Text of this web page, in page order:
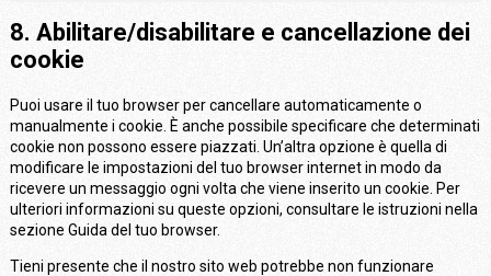
8. Abilitare/disabilitare e cancellazione dei
cookie
Puoi usare il tuo browser per cancellare automaticamente o
manualmente i cookie. È anche possibile specificare che determinati
cookie non possono essere piazzati. Un’altra opzione è quella di
modificare le impostazioni del tuo browser internet in modo da
ricevere un messaggio ogni volta che viene inserito un cookie. Per
ulteriori informazioni su queste opzioni, consultare le istruzioni nella
sezione Guida del tuo browser.
Tieni presente che il nostro sito web potrebbe non funzionare